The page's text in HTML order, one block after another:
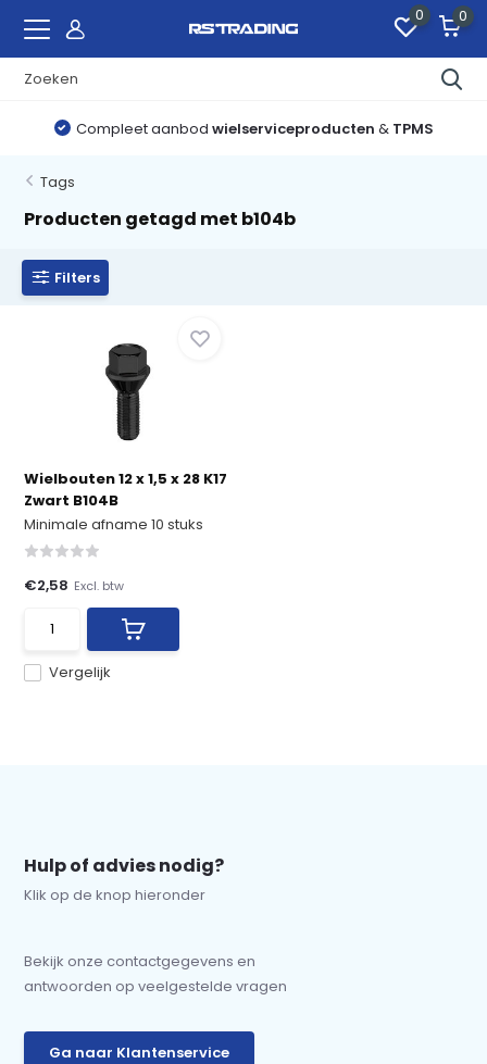
0 0
Compleet aanbod wielserviceproducten & TPMS
Tags
Producten getagd met b104b
Filters
Wielbouten 12 x 1,5 x 28 K17
Zwart B104B
Minimale afname 10 stuks
Vergelijk
€2,58 Excl. btw
Hulp of advies nodig?
Klik op de knop hieronder
Bekijk onze contactgegevens en
antwoorden op veelgestelde vragen
Ga naar Klantenservice